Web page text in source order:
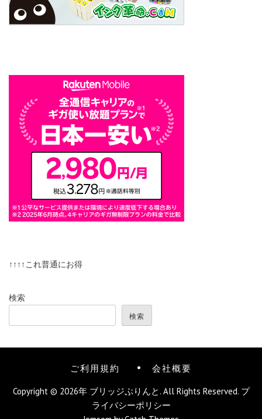
↑↑↑↑これ普通にお得
検索
検索
ご利用規約 会社概要
Copyright © 2026年 ブリッジぷりんと. All Rights Reserved. プ
ライバシーポリシー